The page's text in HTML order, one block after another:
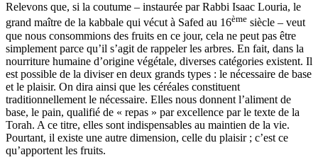
Relevons que, si la coutume – instaurée par Rabbi Isaac Louria, le
grand maître de la kabbale qui vécut à Safed au 16ème siècle – veut
que nous consommions des fruits en ce jour, cela ne peut pas être
simplement parce qu’il s’agit de rappeler les arbres. En fait, dans la
nourriture humaine d’origine végétale, diverses catégories existent. Il
est possible de la diviser en deux grands types : le nécessaire de base
et le plaisir. On dira ainsi que les céréales constituent
traditionnellement le nécessaire. Elles nous donnent l’aliment de
base, le pain, qualifié de « repas » par excellence par le texte de la
Torah. A ce titre, elles sont indispensables au maintien de la vie.
Pourtant, il existe une autre dimension, celle du plaisir ; c’est ce
qu’apportent les fruits.